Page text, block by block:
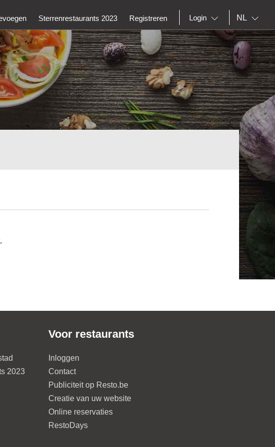
Sterrenrestaurants 2023 Registreren Login NL
2023
Voor restaurants
Inloggen
Contact
Publiciteit op Resto.be
Creatie van uw website
Online reservaties
RestoDays